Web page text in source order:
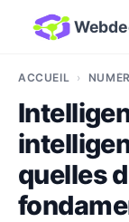
ACCUEIL
quelles